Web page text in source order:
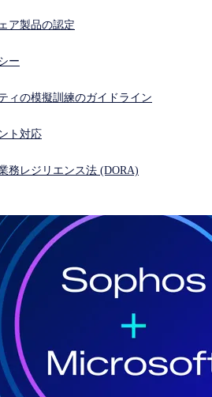
る場合、連絡先はこちら
ア製品の認定
ー
ィの模擬訓練のガイドライン
ト対応
務レジリエンス法 (DORA)
partner marketing at Sophos,
strategies that strengthen relationships
With a passion for clear
Lacy ensures partners are
the heart of everything Sophos does.